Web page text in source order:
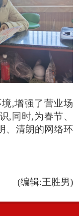
,增强了营业场
,同时,为春节、
、清朗的网络环
(编辑:王胜男)